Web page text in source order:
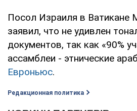
Посол Израиля в Ватикане
заявил, что не удивлен
документов, так как «90%
ассамблеи - этнические
Евроньюс.
Редакционная политика